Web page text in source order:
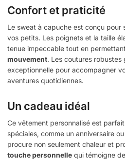
Confort et praticité
Le sweat à capuche est conçu pour
vos petits. Les poignets et la taille
tenue impeccable tout en
mouvement. Les coutures
exceptionnelle pour accompagner
aventures quotidiennes.
Un cadeau idéal
Ce vêtement personnalisé est
spéciales, comme un anniversaire
procure non seulement chaleur et
touche personnelle qui témoigne